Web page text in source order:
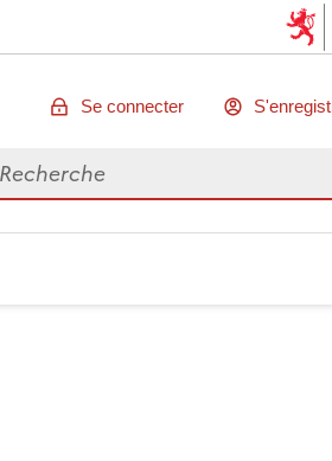
Se connecter
des données